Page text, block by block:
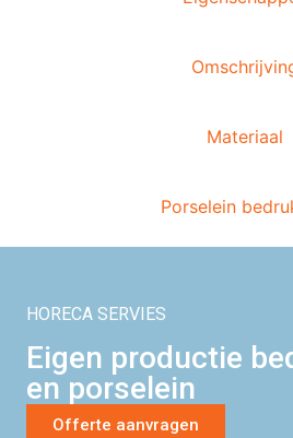
Materiaal
Porselein
HORECA SERVIES
Eigen productie
en porselein
Offerte aanvragen